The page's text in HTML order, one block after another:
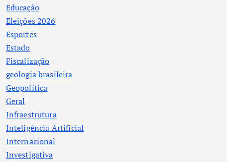
Educação
Eleições 2026
Esportes
Estado
Fiscalização
geologia brasileira
Geopolítica
Geral
Infraestrutura
Inteligência Artificial
Internacional
Investigativa